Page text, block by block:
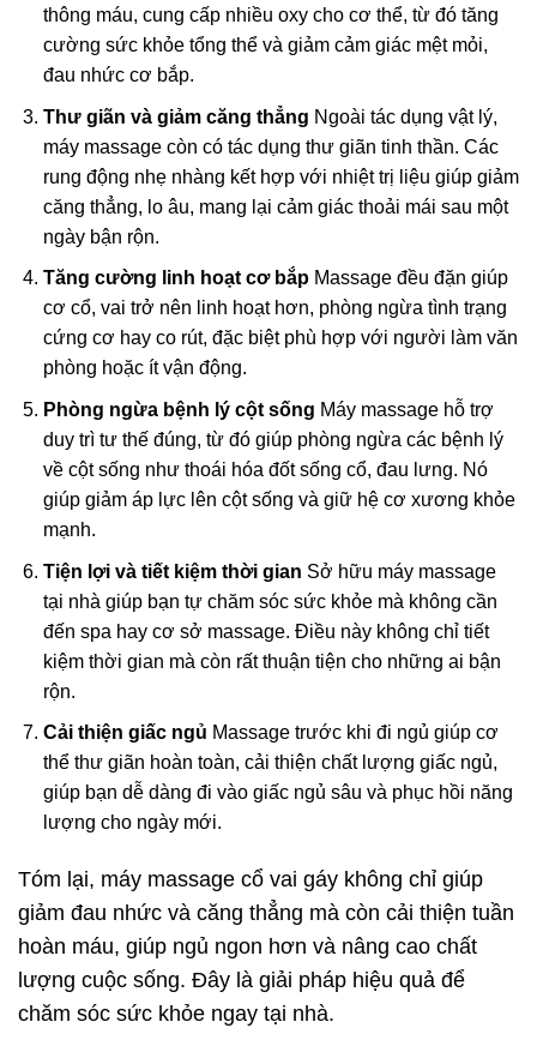
thông máu, cung cấp nhiều oxy cho cơ thể, từ đó tăng
cường sức khỏe tổng thể và giảm cảm giác mệt mỏi,
đau nhức cơ bắp.
Thư giãn và giảm căng thẳng Ngoài tác dụng vật lý,
máy massage còn có tác dụng thư giãn tinh thần. Các
rung động nhẹ nhàng kết hợp với nhiệt trị liệu giúp giảm
căng thẳng, lo âu, mang lại cảm giác thoải mái sau một
ngày bận rộn.
Tăng cường linh hoạt cơ bắpMassage đều đặn giúp
cơ cổ, vai trở nên linh hoạt hơn, phòng ngừa tình trạng
cứng cơ hay co rút, đặc biệt phù hợp với người làm văn
phòng hoặc ít vận động.
Phòng ngừa bệnh lý cột sống Máy massage hỗ trợ
duy trì tư thế đúng, từ đó giúp phòng ngừa các bệnh lý
về cột sống như thoái hóa đốt sống cổ, đau lưng. Nó
giúp giảm áp lực lên cột sống và giữ hệ cơ xương khỏe
mạnh.
Tiện lợi và tiết kiệm thời gian Sở hữu máy massage
tại nhà giúp bạn tự chăm sóc sức khỏe mà không cần
đến spa hay cơ sở massage. Điều này không chỉ tiết
kiệm thời gian mà còn rất thuận tiện cho những ai bận
rộn.
Cải thiện giấc ngủ Massage trước khi đi ngủ giúp cơ
thể thư giãn hoàn toàn, cải thiện chất lượng giấc ngủ,
giúp bạn dễ dàng đi vào giấc ngủ sâu và phục hồi năng
lượng cho ngày mới.
Tóm lại, máy massage cổ vai gáy không chỉ giúp
giảm đau nhức và căng thẳng mà còn cải thiện tuần
hoàn máu, giúp ngủ ngon hơn và nâng cao chất
lượng cuộc sống. Đây là giải pháp hiệu quả để
chăm sóc sức khỏe ngay tại nhà.